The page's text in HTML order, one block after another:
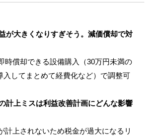
が大きくなりすぎそう。減価償却で対
時償却できる設備購入（30万円未満の
入してまとめて経費化など）で調整可
計上ミスは利益改善計画にどんな影響
計上されないため税金が過大になるリ